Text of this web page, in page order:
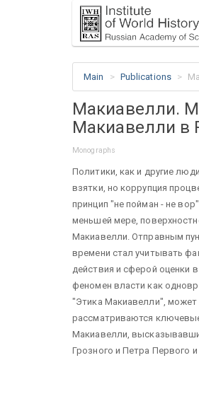
Main Publications
Макиавелли.
Макиавелли в
Monographs
Политики, как и другие
взятки, но коррупция
принцип "не пойман - не
меньшей мере,
Макиавелли. Отправным
времени стал учитывать
действия и сферой оценки
феномен власти как
"Этика Макиавелли", может
рассматриваются
Макиавелли,
Грозного и Петра Первого